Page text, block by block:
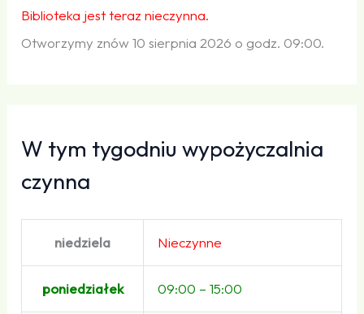
Biblioteka jest teraz nieczynna.
Otworzymy znów 10 sierpnia 2026 o godz. 09:00.
W tym tygodniu wypożyczalnia
czynna
niedziela Nieczynne
poniedziałek 09:00 – 15:00